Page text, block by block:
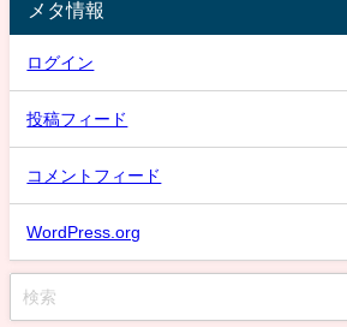
メタ情報
ログイン
投稿フィード
コメントフィード
WordPress.org